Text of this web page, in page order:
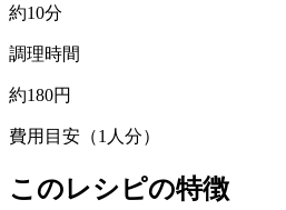
約10分
調理時間
約180円
費用目安（1人分）
このレシピの特徴